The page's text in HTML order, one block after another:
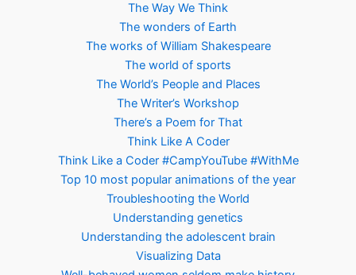
The Way We Think
The wonders of Earth
The works of William Shakespeare
The world of sports
The World’s People and Places
The Writer’s Workshop
There’s a Poem for That
Think Like A Coder
Think Like a Coder #CampYouTube #WithMe
Top 10 most popular animations of the year
Troubleshooting the World
Understanding genetics
Understanding the adolescent brain
Visualizing Data